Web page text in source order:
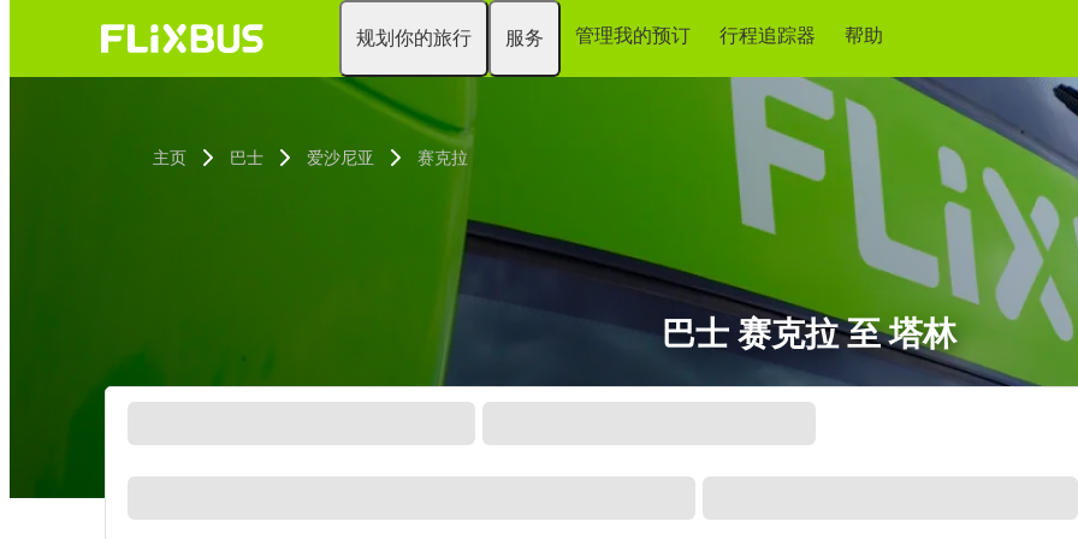
规划你的旅行 服务 管理我的预订 行程追踪器 帮助
主页 巴士 爱沙尼亚 赛克拉
巴士 赛克拉 至 塔林